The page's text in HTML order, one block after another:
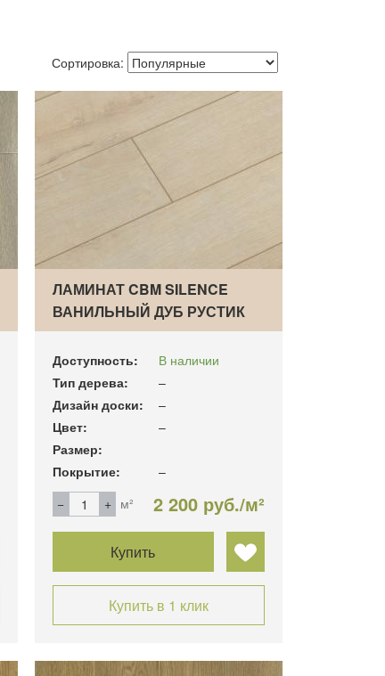
Сортировка:
ЛАМИНАТ CBM SILENCE
ВАНИЛЬНЫЙ ДУБ РУСТИК
7…
Доступность:
В наличии
Тип дерева:
–
Дизайн доски:
–
Цвет:
–
Размер:
Покрытие:
–
м²
2 200 руб./м²
Купить
Купить в 1 клик